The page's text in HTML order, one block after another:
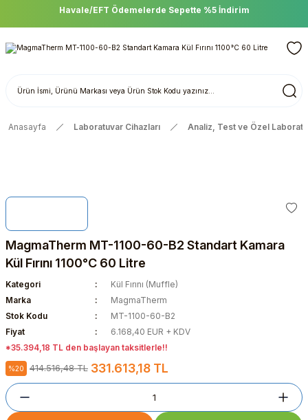
Havale/EFT Ödemelerde Sepette %5 İndirim
Anasayfa Laboratuvar Cihazları Analiz, Test ve Özel
MagmaTherm MT-1100-60-B2 Standart Kamara
Kül Fırını 1100°C 60 Litre
Kategori
Kül Fırını (Muffle)
Marka
MagmaTherm
Stok Kodu
MT-1100-60-B2
Fiyat
6.168,40 EUR + KDV
*35.394,18 TL den başlayan taksitlerle!!
%20 414.516,48 TL 331.613,18 TL